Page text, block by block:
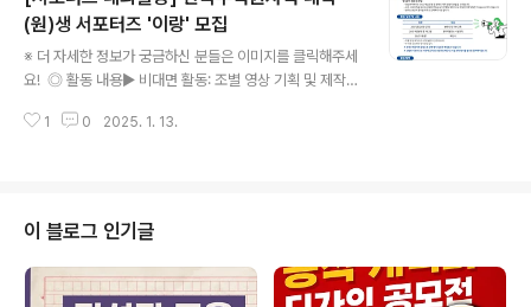
이청소년집행위원(BIKies) 공개모집✔ 제3기 하남시 청
년정책특보단 모집✔ SK하이닉스 앰버서더 모집✔ 2025
년도 방송영상인재교육원 상반기(9기&OTT4기) 교육생
모집✔ 제21기 환경부 소셜기자단 모집​* 자세한 내용은 뉴
스카드를 클릭하시면 확인하실 수 있습니다. 자세한 내용
(원)생 서포터즈 '이랑' 모집
※ 더 자세한 정보가 궁금하신 분들은 이미지를 클릭해주세
요! ◎ 활동 내용▶ 비대면 활동: 조별 영상 기획 및 제작
기 모임 실시 (총 4-5회 예정) - 발대식 및 기본 교육: 202
니다.※ 선발된 서포터즈는 발대식/시설 견학/해단식에 필
수로 참여해야 합니다. ◎ 활동 혜택▶ (참여자 전원) 매월
활동비 지급, 수료증 발급, 영상 기획 및 편집 관련 교육 실
시, 영상 편집 툴 라이선스 제공, 한수원 현장 체험 및 선/후
1 0 2025. 1. 13.
이 블로그 인기글